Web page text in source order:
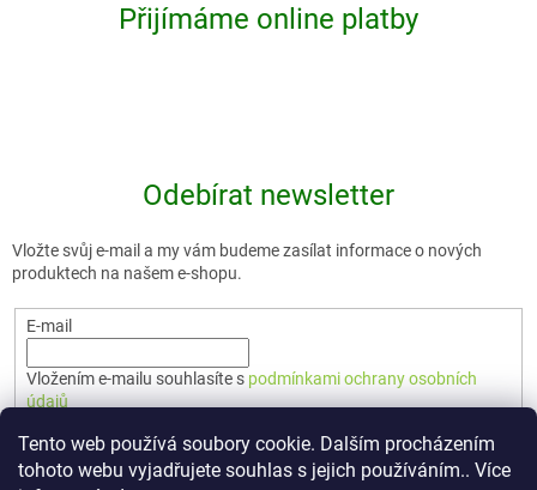
Tento web používá soubory cookie. Dalším procházením
tohoto webu vyjadřujete souhlas s jejich používáním.. Více
Přijímáme online platby
Odebírat newsletter
Vložte svůj e-mail a my vám budeme zasílat informace o nových
produktech na našem e-shopu.
E-mail
Vložením e-mailu souhlasíte s podmínkami ochrany osobních
údajů
PŘIHLÁSIT SE